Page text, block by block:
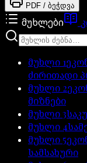
PDF / ბეჭდვა
მუხლები
მუხლი 1
ძირითადი
მუხლი 2
მიზნები
მუხლი3
მუხლი 4
მუხლი 5
სამსახური